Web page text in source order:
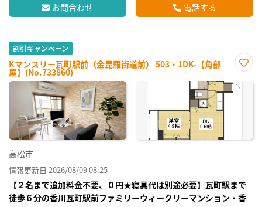
お問合わせ 電話する
割引キャンペーン
Kマンスリー瓦町駅前（金毘羅街道前） 503・1DK-【角部
屋】(No.733860)
に入
り登
高松市
情報更新日 2026/08/09 08:25
【２名まで追加料金不要、０円★寝具代は別途必要】瓦町駅まで
徒歩６分の香川瓦町駅前ファミリーウィークリーマンション・香